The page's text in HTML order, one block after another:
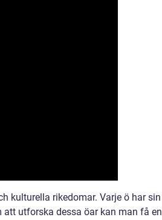
kulturella rikedomar. Varje ö har sin
att utforska dessa öar kan man få en